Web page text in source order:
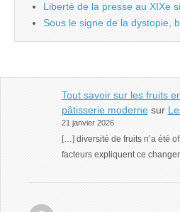
Liberté de la presse au XIXe
Sous le signe de la dystopie,
Tout savoir sur les fruits
pâtisserie modernesur
21 janvier 2026
[…] diversité de fruits n’a été
facteurs expliquent ce